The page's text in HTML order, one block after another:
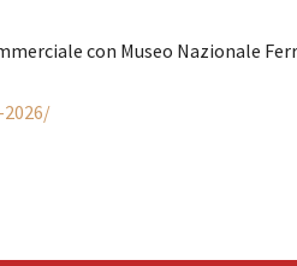
con Museo Nazionale